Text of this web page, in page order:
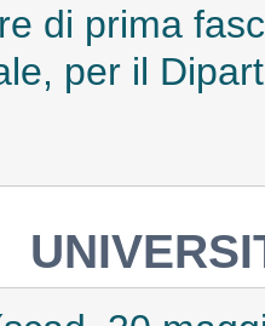
di prima
per il